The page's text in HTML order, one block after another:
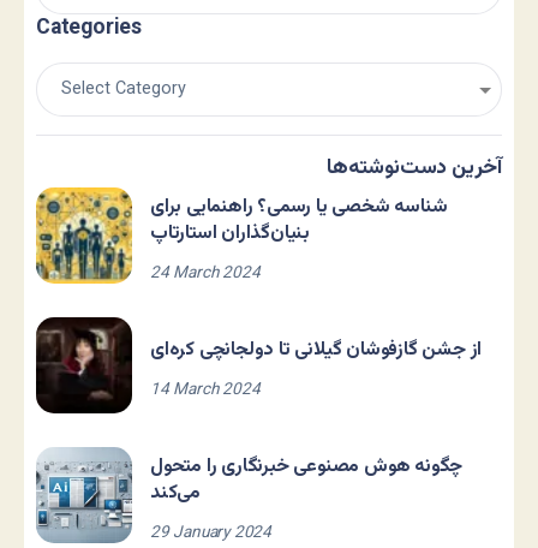
Categories
آخرین دست‌نوشته‌ها
شناسه شخصی یا رسمی؟ راهنمایی برای
بنیان‌گذاران استارتاپ
24 March 2024
از جشن گازفوشان گیلانی تا دولجانچی کره‌ای
14 March 2024
چگونه هوش مصنوعی خبرنگاری را متحول
می‌کند
29 January 2024